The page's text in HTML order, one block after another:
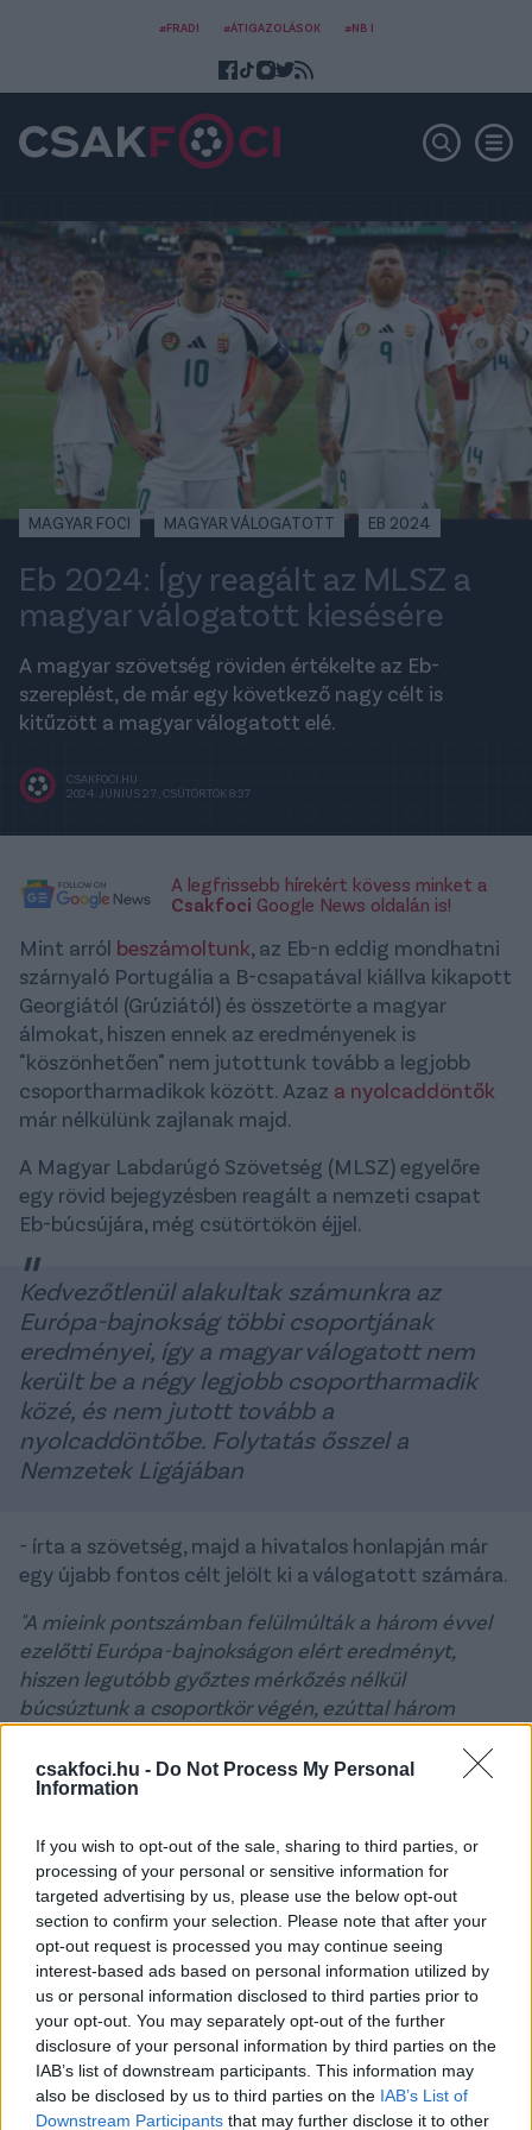
csakfoci.hu - Do Not Process My Personal
Information
If you wish to opt-out of the sale, sharing to third parties, or
processing of your personal or sensitive information for
targeted advertising by us, please use the below opt-out
section to confirm your selection. Please note that after your
opt-out request is processed you may continue seeing
interest-based ads based on personal information utilized by
us or personal information disclosed to third parties prior to
your opt-out. You may separately opt-out of the further
disclosure of your personal information by third parties on the
IAB’s list of downstream participants. This information may
also be disclosed by us to third parties on the IAB’s List of
Downstream Participants that may further disclose it to other
#FRADI #ÁTIGAZOLÁSOK #NB I
MAGYAR FOCI MAGYAR VÁLOGATOTT EB 2024
Eb 2024: Így reagált az MLSZ a
magyar válogatott kiesésére
A magyar szövetség röviden értékelte az Eb-
szereplést, de már egy következő nagy célt is
kitűzött a magyar válogatott elé.
CSAKFOCI.HU
2024. JÚNIUS 27., CSÜTÖRTÖK 8:37
A legfrissebb hírekért kövess minket a
Csakfoci Google News oldalán is!
Mint arról beszámoltunk, az Eb-n eddig mondhatni
szárnyaló Portugália a B-csapatával kiállva kikapott
Georgiától (Grúziától) és összetörte a magyar
álmokat, hiszen ennek az eredményenek is
"köszönhetően" nem jutottunk tovább a legjobb
csoportharmadikok között. Azaz a nyolcaddöntők
már nélkülünk zajlanak majd.
A Magyar Labdarúgó Szövetség (MLSZ) egyelőre
egy rövid bejegyzésben reagált a nemzeti csapat
Eb-búcsújára, még csütörtökön éjjel.
Kedvezőtlenül alakultak számunkra az
Európa-bajnokság többi csoportjának
eredményei, így a magyar válogatott nem
került be a négy legjobb csoportharmadik
közé, és nem jutott tovább a
nyolcaddöntőbe. Folytatás ősszel a
Nemzetek Ligájában
- írta a szövetség, majd a hivatalos honlapján már
egy újabb fontos célt jelölt ki a válogatott számára.
"A mieink pontszámban felülmúlták a három évvel
ezelőtti Európa-bajnokságon elért eredményt,
hiszen legutóbb győztes mérkőzés nélkül
búcsúztunk a csoportkör végén, ezúttal három
nyolcaddöntőhöz. Némi hátrányt jelentett a mieink
számára, hogy elsőként zártuk le a csoportkört, és
tartalékolhatott a saját utolsó mérkőzése előtt.
A válogatott három mérkőzésen két gólt szerzett,
mindkettőt OTP Bank Liga-támadó érte el: az elsőt
Varga Barnabás, a Ferencváros csatára, a másodikat
Csoboth Kevin, az Újpest FC támadója.
A magyar válogatott a nyári pihenő után ősszel a
Nemzetek Ligájában szerepel a német, a holland és
a bosnyák válogatott társaságában.